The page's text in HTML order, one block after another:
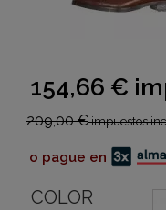
154,66 €
209,00 €impuestos
o pague en
COLOR